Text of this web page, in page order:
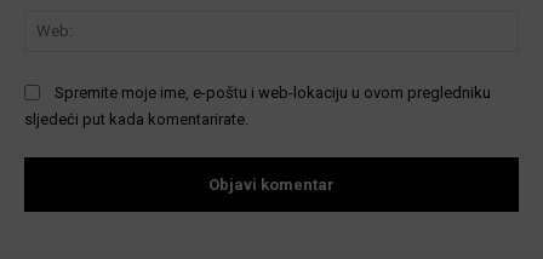
Spremite moje ime, e-poštu i web-lokaciju u ovom pregledniku
sljedeći put kada komentarirate.